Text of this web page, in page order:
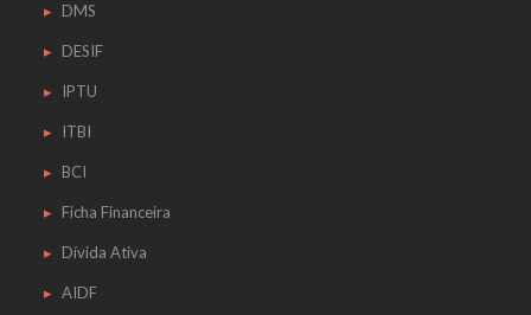
DMS
DESIF
IPTU
ITBI
BCI
Ficha Financeira
Dívida Ativa
AIDF